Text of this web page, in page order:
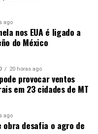
parte da renda,
e protege também
é que o Brasil ainda
acaba gastando
capacidade de
começa na
ago
nos EUA é ligado a
do México
20 horas ago
provocar ventos
em 23 cidades de MT
ago
obra desafia o agro de